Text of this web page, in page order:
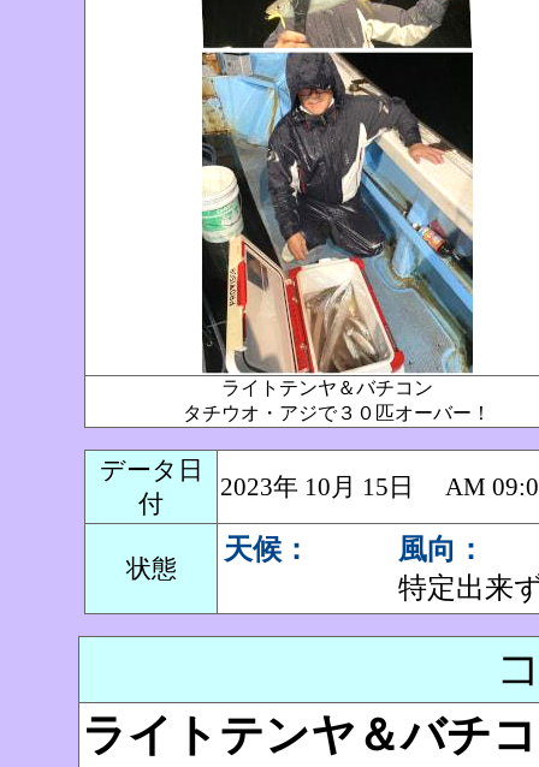
ライトテンヤ＆バチコン
タチウオ・アジで３０匹オーバー！
データ日
付
2023年 10月 15日 AM
状態
天候：
風向：
特定出来
ライトテンヤ＆バチ